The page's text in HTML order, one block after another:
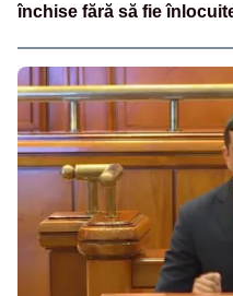
închise fără să fie